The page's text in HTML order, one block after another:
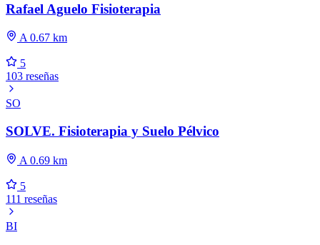
Rafael Aguelo Fisioterapia
A 0.67 km
5
103 reseñas
SO
SOLVE. Fisioterapia y Suelo Pélvico
A 0.69 km
5
111 reseñas
BI